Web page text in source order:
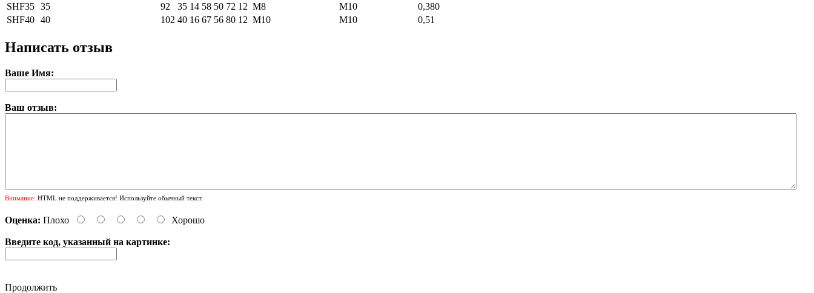
SHF35 35 92 35 14 58 50 72 12 М8 М10
0,380
SHF40 40 102 40 16 67 56 80 12 М10 М10 0,51
Написать отзыв
Ваше Имя:
Ваш отзыв:
Внимание: HTML не поддерживается! Используйте обычный текст.
Оценка: Плохо Хорошо
Введите код, указанный на картинке:
Продолжить